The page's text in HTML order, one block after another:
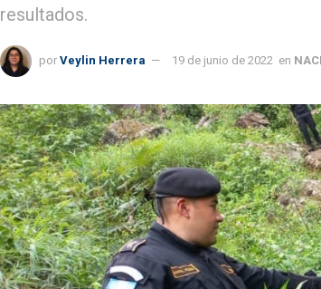
resultados.
por Veylin Herrera 19 de junio de 2022 en